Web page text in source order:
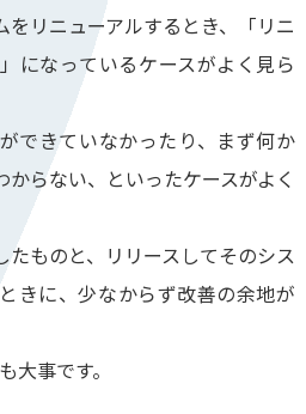
リニューアルするとき、「リニ
になっているケースがよく見ら
できていなかったり、まず何か
らない、といったケースがよく
たものと、リリースしてそのシス
きに、少なからず改善の余地が
大事です。